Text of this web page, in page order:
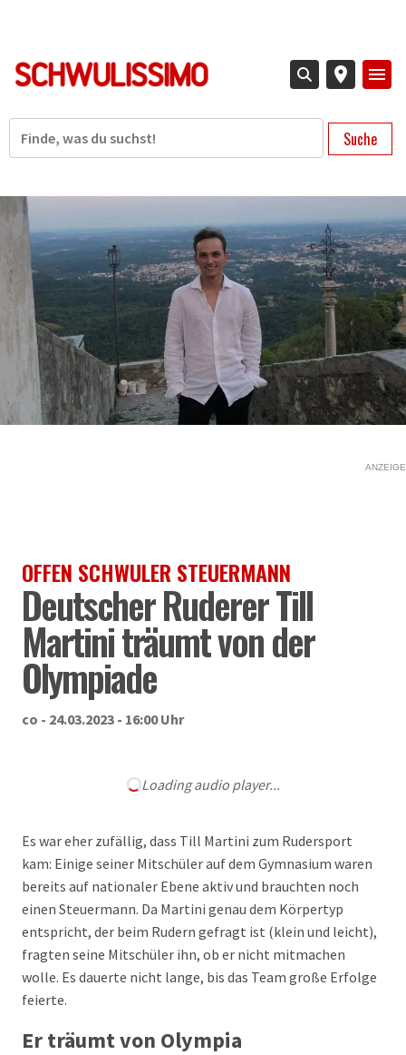
Suche
ANZEIGE
OFFEN SCHWULER STEUERMANN
Deutscher Ruderer Till
Martini träumt von der
Olympiade
co - 24.03.2023 - 16:00 Uhr
Loading audio player...
Es war eher zufällig, dass Till Martini zum Rudersport
kam: Einige seiner Mitschüler auf dem Gymnasium waren
bereits auf nationaler Ebene aktiv und brauchten noch
einen Steuermann. Da Martini genau dem Körpertyp
entspricht, der beim Rudern gefragt ist (klein und leicht),
fragten seine Mitschüler ihn, ob er nicht mitmachen
wolle. Es dauerte nicht lange, bis das Team große Erfolge
feierte.
Er träumt von Olympia